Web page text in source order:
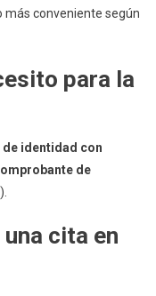
más conveniente según
para la
identidad con
de
cita en